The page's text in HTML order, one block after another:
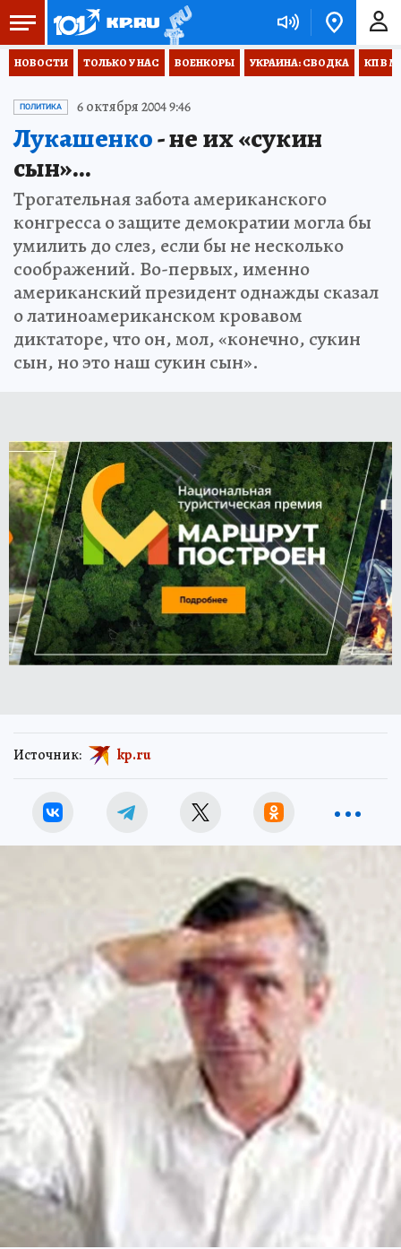
НОВОСТИ ТОЛЬКО У НАС ВОЕНКОРЫ УКРАИНА: СВОДКА КП В
ПОЛИТИКА 6 октября 2004 9:46
Лукашенко- не их «сукин
сын»...
Трогательная забота американского
конгресса о защите демократии могла бы
умилить до слез, если бы не несколько
соображений. Во-первых, именно
американский президент однажды сказал
о латиноамериканском кровавом
диктаторе, что он, мол, «конечно, сукин
сын, но это наш сукин сын».
Источник: kp.ru